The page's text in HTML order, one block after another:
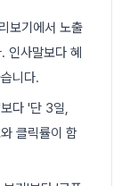
보기에서 노출
인사말보다 혜
니다.
다 '단 3일,
클릭률이 함